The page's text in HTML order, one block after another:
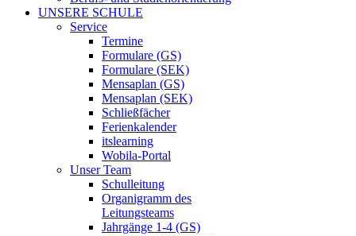
UNSERE SCHULE
Service
Termine
Formulare (GS)
Formulare (SEK)
Mensaplan (GS)
Mensaplan (SEK)
Schließfächer
Ferienkalender
itslearning
Wobila-Portal
Unser Team
Schulleitung
Organigramm des
Leitungsteams
Jahrgänge 1-4 (GS)